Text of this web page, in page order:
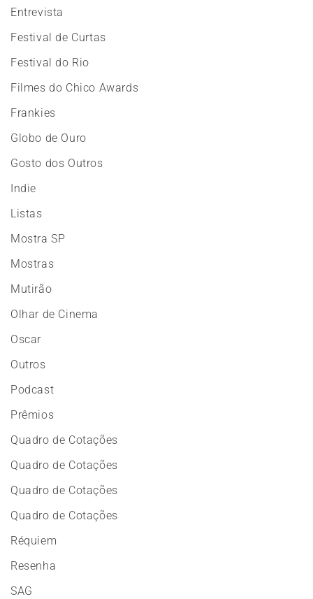
Entrevista
Festival de Curtas
Festival do Rio
Filmes do Chico Awards
Frankies
Globo de Ouro
Gosto dos Outros
Indie
Listas
Mostra SP
Mostras
Mutirão
Olhar de Cinema
Oscar
Outros
Podcast
Prêmios
Quadro de Cotações
Quadro de Cotações
Quadro de Cotações
Quadro de Cotações
Réquiem
Resenha
SAG